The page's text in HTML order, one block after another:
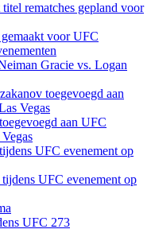
rematches gepland voor
voor UFC
Gracie vs. Logan
toegevoegd aan
Vegas
aan UFC
UFC evenement op
UFC evenement op
UFC 273